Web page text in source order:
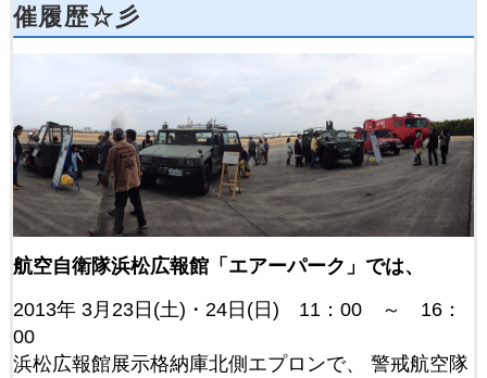
催履歴☆彡
航空自衛隊浜松広報館「エアーパーク」では、
2013年 3月23日(土)・24日(日) 11：00 ～ 16：
00
浜松広報館展示格納庫北側エプロンで、 警戒航空隊